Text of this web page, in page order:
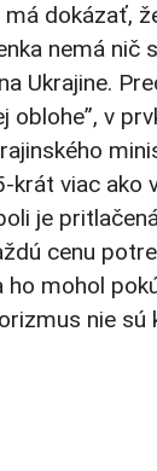
dokázať,
nemá nič
Ukrajine.
oblohe”, v
viac ako
je
cenu
ho mohol
nie